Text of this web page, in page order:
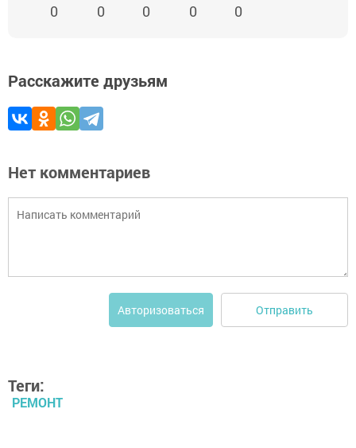
0 0 0 0 0
Расскажите друзьям
Нет комментариев
Авторизоваться Отправить
Теги:
РЕМОНТ